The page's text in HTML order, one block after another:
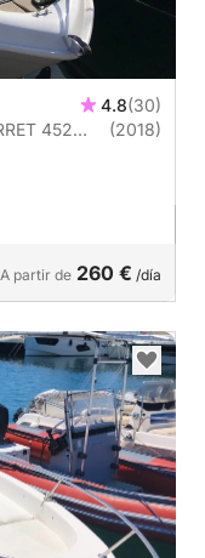
4.8(30)
(2018)
A partir de 260 € /día